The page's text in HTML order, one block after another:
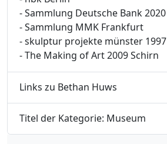
- Sammlung Deutsche Bank 2020
- Sammlung MMK Frankfurt
- skulptur projekte münster 1997
- The Making of Art 2009 Schirn
Links zu Bethan Huws
Titel der Kategorie: Museum